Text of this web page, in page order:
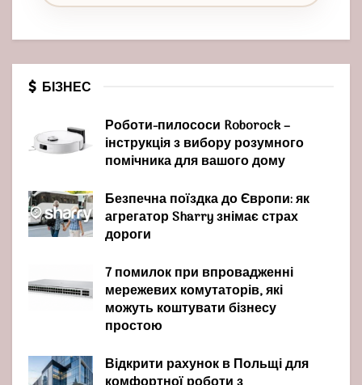
БІЗНЕС
Роботи-пилососи Roborock –
інструкція з вибору розумного
помічника для вашого дому
Безпечна поїздка до Європи: як
агрегатор Sharry знімає страх
дороги
7 помилок при впровадженні
мережевих комутаторів, які
можуть коштувати бізнесу
простою
Відкрити рахунок в Польщі для